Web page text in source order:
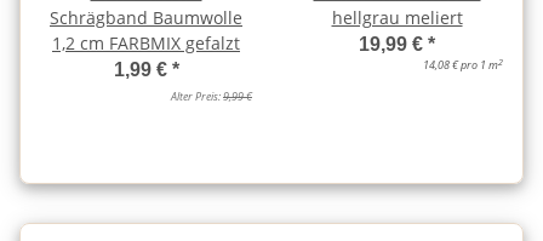
Schrägband Baumwolle
1,2 cm FARBMIX gefalzt
1,99 € *
Alter Preis:9,99 €
hellgrau meliert
19,99 € *
14,08 € pro 1 m2